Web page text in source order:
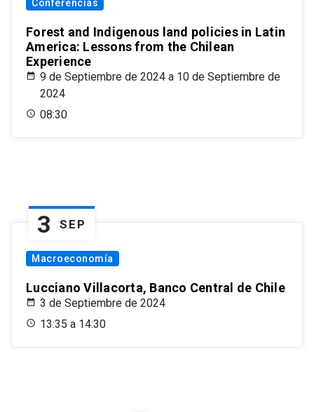
Conferencias
Forest and Indigenous land policies in Latin
America: Lessons from the Chilean
Experience
9 de Septiembre de 2024 a 10 de Septiembre de
2024
08:30
3 SEP
Macroeconomía
Lucciano Villacorta, Banco Central de Chile
3 de Septiembre de 2024
13:35 a 14:30